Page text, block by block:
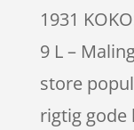
1931
9 L –
store
rigtig gode